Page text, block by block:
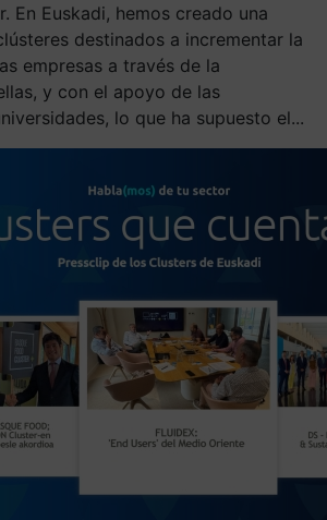
En Euskadi, hemos creado una
destinados a incrementar la
empresas a través de la
y con el apoyo de las
lo que ha supuesto el...